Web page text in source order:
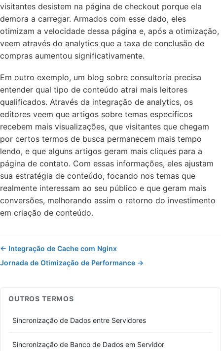
visitantes desistem na página de checkout porque ela
demora a carregar. Armados com esse dado, eles
otimizam a velocidade dessa página e, após a otimização,
veem através do analytics que a taxa de conclusão de
compras aumentou significativamente.
Em outro exemplo, um blog sobre consultoria precisa
entender qual tipo de conteúdo atrai mais leitores
qualificados. Através da integração de analytics, os
editores veem que artigos sobre temas específicos
recebem mais visualizações, que visitantes que chegam
por certos termos de busca permanecem mais tempo
lendo, e que alguns artigos geram mais cliques para a
página de contato. Com essas informações, eles ajustam
sua estratégia de conteúdo, focando nos temas que
realmente interessam ao seu público e que geram mais
conversões, melhorando assim o retorno do investimento
em criação de conteúdo.
← Integração de Cache com Nginx
Jornada de Otimização de Performance →
OUTROS TERMOS
Sincronização de Dados entre Servidores
Sincronização de Banco de Dados em Servidor